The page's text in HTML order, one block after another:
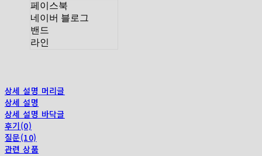
페이스북
네이버 블로그
밴드
라인
상세 설명 머리글
상세 설명
상세 설명 바닥글
후기(0)
질문(10)
관련 상품